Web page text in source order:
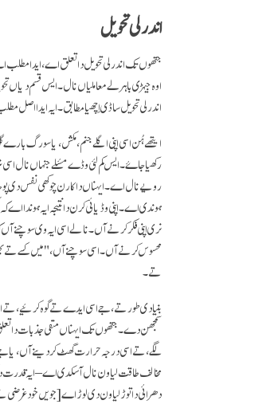
اندرلی تحویل
جتھوں تک اندرلی تحویل دا تعلق اے، ایدا
اوہ جیہڑی باہرلے معاملیاں نال۔ ایس قسم
اندرلی تحویل ساڈی اِچھیا مطابق۔ ایہ ایدا اصل
ایتھے ہُن اسی اپنی اگلے جنم، مکش، یا سورگ
رکھیا جاۓ۔ ایس کم لئی وڈے مسٔلے جنہاں نال
رویے نال اے۔ ایہناں دا کارن چوکھی نفس دی
ہوندی اے۔ اپنی وڈیائی کرن دا نتیجہ ایہ
نری اپنی فکر کرنے آں۔ نالے اسی ایہ وی سوچنے
محسوس کرنے آں۔ اسی سوچنے آں،"میں کسے تے
تے۔
بنیادی طور تے، جے اسی ایدے تے گوہ کرئیے، تے
سمجھن دے۔ جتھوں تک ایہناں منفی جذبات دا
لگے، تے اسی درجہ حرارت گھٹ کر دینے آں، یا جے
مخالف طاقت لیاون نال آ سکدی اے – ایہ قدرت
دھرائی دا توڑ لیاون دی لوڑ اے[جویں خودغرضی